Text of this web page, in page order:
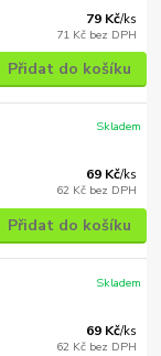
79 Kč/ks
71 Kč bez DPH
Přidat do košíku
69 Kč/ks
62 Kč bez DPH
Skladem
Přidat do košíku
69 Kč/ks
62 Kč bez DPH
Skladem